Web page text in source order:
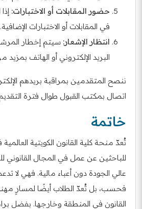
حضور المقابلات أو الاختبارات:
في المقابلات أو الاختبارات الإضافية.
انتظار الإشعار: سيتم إخطار
البريد الإلكتروني أو الهاتف بمزيد
ننصح المتقدمين بمراقبة بريدهم
اتصال بمكتب القبول طوال فترة
خاتمة
تُعدّ منحة كلية القانون الكويتية
للباحثين عن عمل في المجال القانوني
عالي الجودة دون أعباء مالية. فهي لا
فحسب، بل تُعدّ الطلاب أيضًا لمسارٍ
القانون في المنطقة وخارجها. بفضل